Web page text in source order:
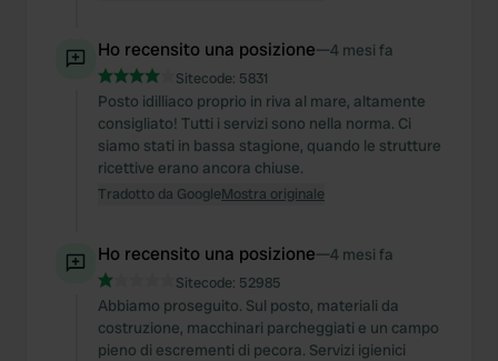
Ho recensito una posizione—4 mesi fa
Sitecode: 5831
Posto idilliaco proprio in riva al mare, altamente
consigliato! Tutti i servizi sono nella norma. Ci
siamo stati in bassa stagione, quando le strutture
ricettive erano ancora chiuse.
Tradotto da GoogleMostra originale
Ho recensito una posizione—4 mesi fa
Sitecode: 52985
Abbiamo proseguito. Sul posto, materiali da
costruzione, macchinari parcheggiati e un campo
pieno di escrementi di pecora. Servizi igienici